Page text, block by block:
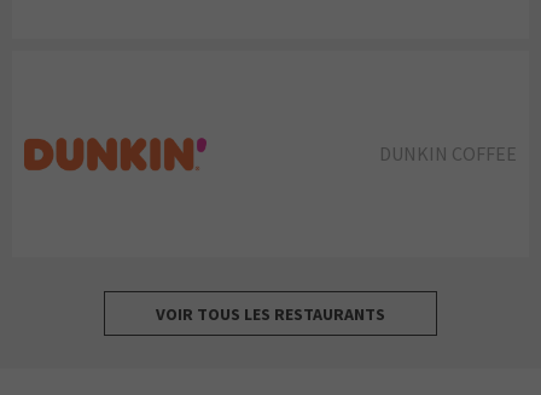
DUNKIN COFFEE
VOIR TOUS LES RESTAURANTS